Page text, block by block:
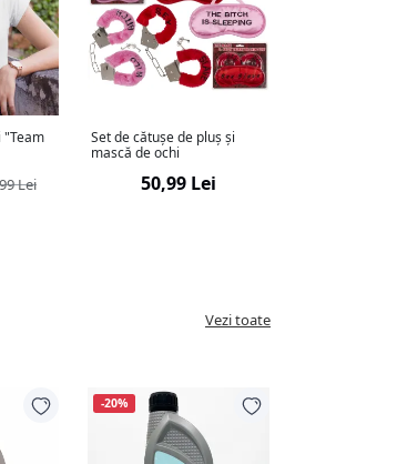
"Team
Lei
Set de cătușe de pluș și
mască de ochi
50,99 Lei
Vezi toate
-20%